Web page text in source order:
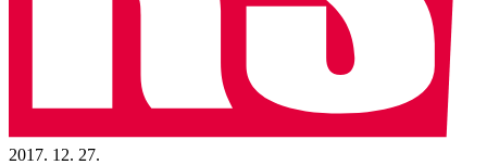
2017. 12. 27.